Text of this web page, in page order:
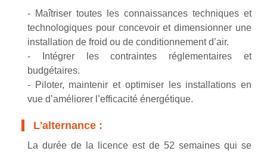
- Maîtriser toutes les connaissances techniques et
technologiques pour concevoir et dimensionner une
installation de froid ou de conditionnement d’air.
- Intégrer les contraintes réglementaires et
budgétaires.
- Piloter, maintenir et optimiser les installations en
vue d’améliorer l’efficacité énergétique.
L'alternance :
La durée de la licence est de 52 semaines qui se